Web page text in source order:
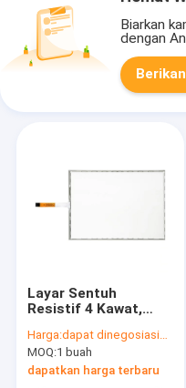
Biarkan
dengan
Layar Sentuh
Resistif 4 Kawat,
19 Inch Untuk
Monitor POS
Harga:dapat dinegosiasikan
MOQ:1 buah
dapatkan harga terbaru